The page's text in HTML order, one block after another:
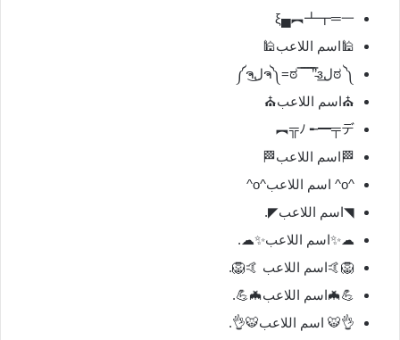
ξ▄︻┻┳═一
🕌اسم اللاعب🕌
༼ ಠل͟ಠ ̿ ̿ ̿ ̿’̿’̵з=༼ຈل͜ຈ༽
⛪اسم اللاعب⛪
ﾉ ╾━╤デ╦︻
🏁اسم اللاعب🏁
^o^ اسم اللاعب^o^
◥اسم اللاعب◤.
☁✨اسم اللاعب✨☁.
🦁🤙اسم اللاعب 🤙🦁.
💪🦇اسم اللاعب🦇💪.
👌🐯 اسم اللاعب🐯👌.